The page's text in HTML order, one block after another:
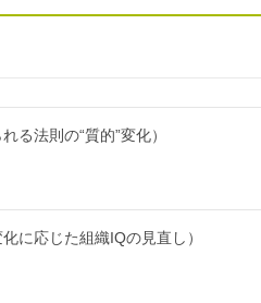
る法則の“質的”変化）
に応じた組織IQの見直し）